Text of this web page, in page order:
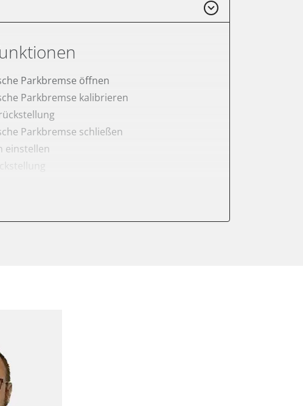
Parkbremse öffnen
Parkbremse kalibrieren
Parkbremse schließen
einstellen